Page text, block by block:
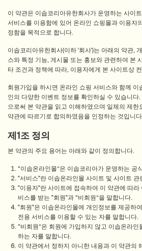
이 약관은 이솝코리아유한회사가 운영하는 사이
서비스를 이용함에 있어 온라인 쇼핑몰과 이용자
정함을 목적으로 합니다.
이솝코리아유한회사(이하 '회사')는 아래의 약관,
스와 특정 기능, 게시물 또는 홍보와 관련하여 본
타 조건과 정책에 따라, 이용자에게 본 사이트상
회원가입을 하시면 온라인 쇼핑 서비스와 함께
인의 다양한 이벤트 정보를 확인하실 수 있습니
으로써 본 약관을 읽고 이해하였으며 일체의 제한
약관에 따르기로 합의하였음을 인정하는 것입니
제1조 정의
본 약관의 주요 용어는 아래와 같이 정의합니다.
“이솝온라인몰”은 이솝코리아가 운영하는 공
"서비스"란 이솝온라인몰 사이트 및 사이트
"이용자"란 사이트에 접속하여 이 약관에 따
비스를 받는 "회원"과 “비회원”을 말합니다.
"회원"은 이솝온라인몰에 개인정보를 제공하
전용 서비스를 이용할 수 있는 자를 말합니다.
“비회원”은 회원에 가입하지 않고 이솝온라
하는 자를 말합니다.
이 약관에서 정하지 아니한 내용과 이 약관의